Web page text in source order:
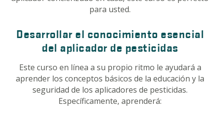
para usted.
Desarrollar el conocimiento esencial
del aplicador de pesticidas
Este curso en línea a su propio ritmo le ayudará a
aprender los conceptos básicos de la educación y la
seguridad de los aplicadores de pesticidas.
Específicamente, aprenderá: